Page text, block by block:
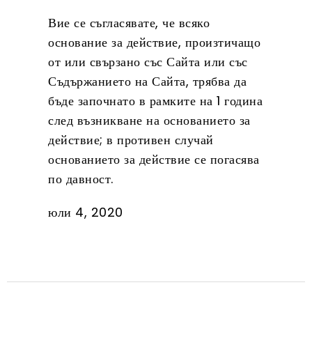
Вие се съгласявате, че всяко
основание за действие, произтичащо
от или свързано със Сайта или със
Съдържанието на Сайта, трябва да
бъде започнато в рамките на 1 година
след възникване на основанието за
действие; в противен случай
основанието за действие се погасява
по давност.
юли 4, 2020